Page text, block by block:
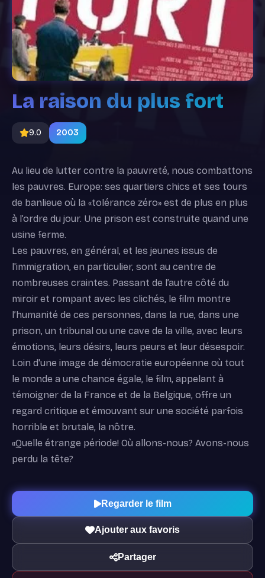
La raison du plus fort
9.0 2003
Au lieu de lutter contre la pauvreté, nous combattons
les pauvres. Europe: ses quartiers chics et ses tours
de banlieue où la «tolérance zéro» est de plus en plus
à l’ordre du jour. Une prison est construite quand une
usine ferme.
Les pauvres, en général, et les jeunes issus de
l'immigration, en particulier, sont au centre de
nombreuses craintes. Passant de l’autre côté du
miroir et rompant avec les clichés, le film montre
l’humanité de ces personnes, dans la rue, dans une
prison, un tribunal ou une cave de la ville, avec leurs
émotions, leurs désirs, leurs peurs et leur désespoir.
Loin d'une image de démocratie européenne où tout
le monde a une chance égale, le film, appelant à
témoigner de la France et de la Belgique, offre un
regard critique et émouvant sur une société parfois
horrible et brutale, la nôtre.
«Quelle étrange période! Où allons-nous? Avons-nous
perdu la tête?
Regarder le film
Ajouter aux favoris
Partager